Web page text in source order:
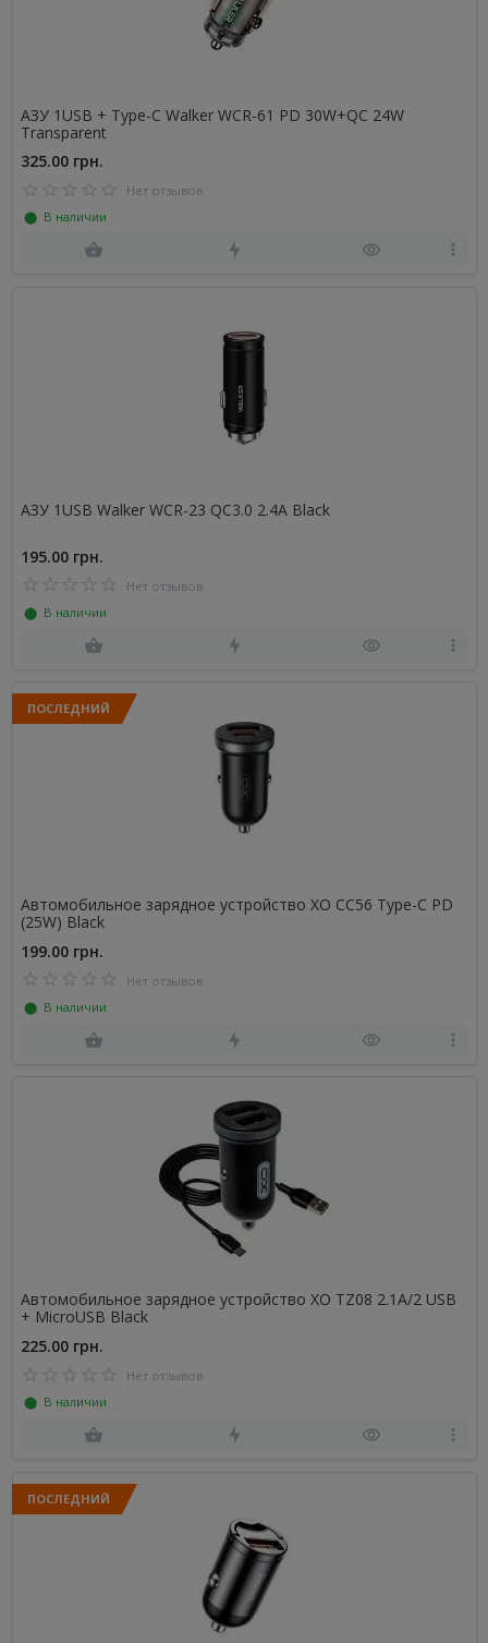
АЗУ 1USB + Type-C Walker WCR-61 PD 30W+QC 24W
Transparent
325.00 грн.
Нет отзывов
⬤ В наличии
АЗУ 1USB Walker WCR-23 QC3.0 2.4A Black
195.00 грн.
Нет отзывов
⬤ В наличии
ПОСЛЕДНИЙ
Автомобильное зарядное устройство XO CC56 Type-C PD
(25W) Black
199.00 грн.
Нет отзывов
⬤ В наличии
Автомобильное зарядное устройство XO TZ08 2.1A/2 USB
+ MicroUSB Black
225.00 грн.
Нет отзывов
⬤ В наличии
ПОСЛЕДНИЙ